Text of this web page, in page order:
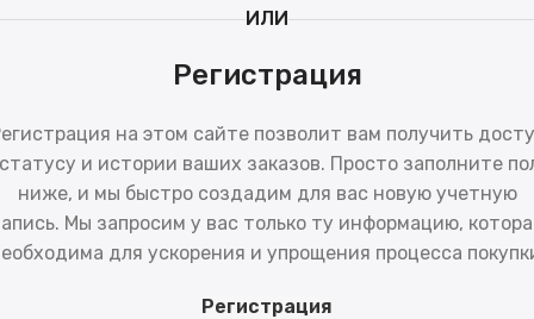
ИЛИ
Регистрация
на этом сайте позволит вам получить
и истории ваших заказов. Просто заполните
ниже, и мы быстро создадим для вас новую учетную
Мы запросим у вас только ту информацию,
для ускорения и упрощения процесса
Регистрация